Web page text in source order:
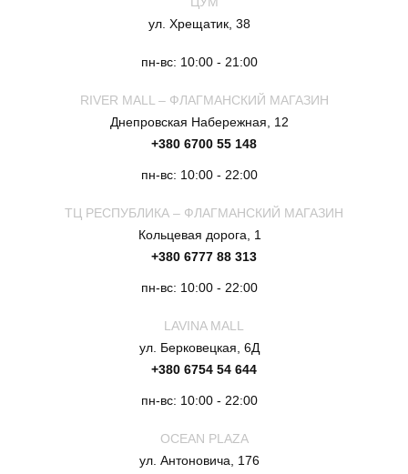
ул. Хрещатик, 38
пн-вс: 10:00 - 21:00
RIVER MALL – ФЛАГМАНСКИЙ МАГАЗИН
Днепровская Набережная, 12
+380 6700 55 148
пн-вс: 10:00 - 22:00
ТЦ РЕСПУБЛИКА – ФЛАГМАНСКИЙ МАГАЗИН
Кольцевая дорога, 1
+380 6777 88 313
пн-вс: 10:00 - 22:00
LAVINA MALL
ул. Берковецкая, 6Д
+380 6754 54 644
пн-вс: 10:00 - 22:00
OCEAN PLAZA
ул. Антоновича, 176